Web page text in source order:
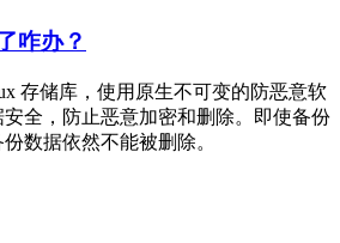
咋办？​
存储库，使用原生不可变的防恶意软
全，防止恶意加密和删除。即使备份
数据依然不能被删除。